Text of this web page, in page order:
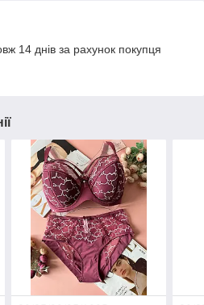
14 днів за рахунок покупця